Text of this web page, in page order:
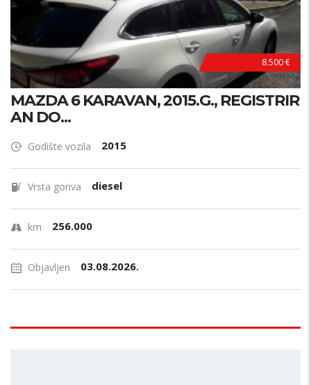
8.500 €
MAZDA 6 KARAVAN, 2015.G., REGISTRIR
AN DO...
Godište vozila 2015
Vrsta goriva diesel
km 256.000
Objavljen 03.08.2026.